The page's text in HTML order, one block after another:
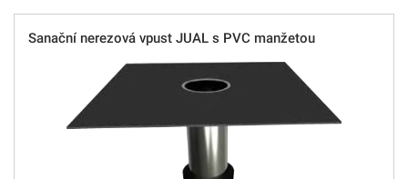
Sanační nerezová vpust JUAL s PVC manžetou